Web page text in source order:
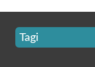
Tagi